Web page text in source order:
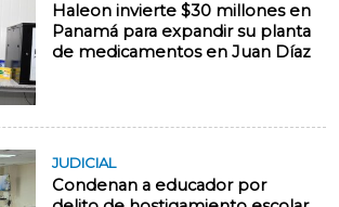
Haleon invierte $30 millones en
Panamá para expandir su planta
de medicamentos en Juan Díaz
JUDICIAL
Condenan a educador por